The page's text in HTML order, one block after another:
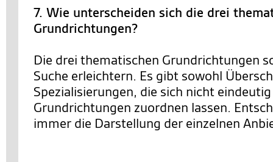
7. Wie unterscheiden sich die drei
Grundrichtungen?
Die drei thematischen Grundrichtungen
Suche erleichtern. Es gibt sowohl
Spezialisierungen, die sich nicht
Grundrichtungen zuordnen lassen.
immer die Darstellung der einzelnen